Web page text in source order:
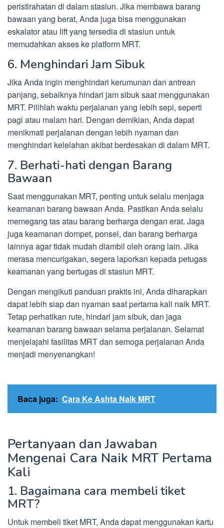
peristirahatan di dalam stasiun. Jika membawa barang
bawaan yang berat, Anda juga bisa menggunakan
eskalator atau lift yang tersedia di stasiun untuk
memudahkan akses ke platform MRT.
6. Menghindari Jam Sibuk
Jika Anda ingin menghindari kerumunan dan antrean
panjang, sebaiknya hindari jam sibuk saat menggunakan
MRT. Pilihlah waktu perjalanan yang lebih sepi, seperti
pagi atau malam hari. Dengan demikian, Anda dapat
menikmati perjalanan dengan lebih nyaman dan
menghindari kelelahan akibat berdesakan di dalam MRT.
7. Berhati-hati dengan Barang
Bawaan
Saat menggunakan MRT, penting untuk selalu menjaga
keamanan barang bawaan Anda. Pastikan Anda selalu
memegang tas atau barang berharga dengan erat. Jaga
juga keamanan dompet, ponsel, dan barang berharga
lainnya agar tidak mudah diambil oleh orang lain. Jika
merasa mencurigakan, segera laporkan kepada petugas
keamanan yang bertugas di stasiun MRT.
Dengan mengikuti panduan praktis ini, Anda diharapkan
dapat lebih siap dan nyaman saat pertama kali naik MRT.
Tetap perhatikan rute, hindari jam sibuk, dan jaga
keamanan barang bawaan selama perjalanan. Selamat
menjelajahi fasilitas MRT dan semoga perjalanan Anda
menjadi menyenangkan!
Baca juga: Cara Ke Ashta Naik MRT
Pertanyaan dan Jawaban
Mengenai Cara Naik MRT Pertama
Kali
1. Bagaimana cara membeli tiket
MRT?
Untuk membeli tiket MRT, Anda dapat menggunakan kartu